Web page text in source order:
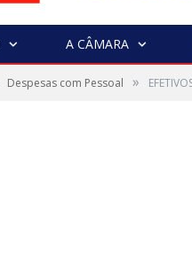
A CÂMARA
Despesas com Pessoal »